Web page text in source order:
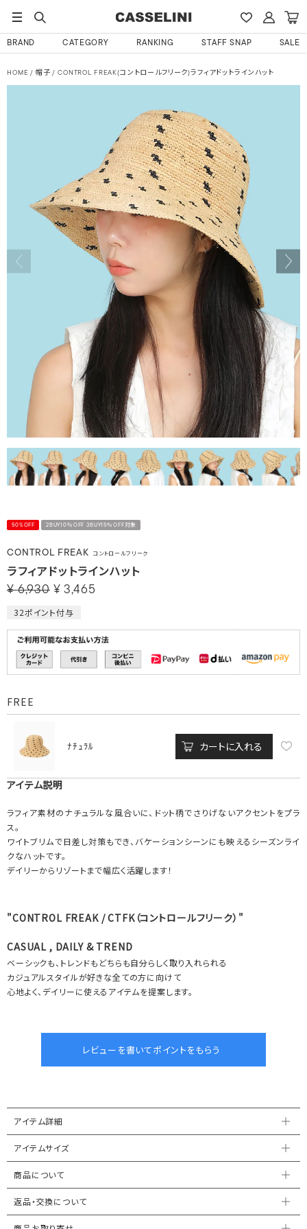
BRAND CATEGORY RANKING STAFF SNAP SALE
HOME 帽子 CONTROL FREAK(コントロールフリーク)ラフィアドットラインハット
50%OFF 2BUY10％OFF 3BUY15％OFF対象
CONTROL FREAK コントロールフリーク
ラフィアドットラインハット
¥ 6,930 ¥ 3,465
32ポイント付与
FREE
ﾅﾁｭﾗﾙ カートに入れる
アイテム説明
ラフィア素材のナチュラルな風合いに、ドット柄でさりげないアクセントをプラ
ス。
ワイトブリムで日差し対策もでき、バケーションシーンにも映えるシーズンライ
クなハットです。
デイリーからリゾートまで幅広く活躍します！
"CONTROL FREAK / CTFK（コントロールフリーク）"
CASUAL , DAILY & TREND
ベーシックも、トレンドもどちらも自分らしく取り入れられる
カジュアルスタイルが好きな全ての方に向けて
心地よく、デイリーに使えるアイテムを提案します。
アイテム詳細
アイテムサイズ
商品について
返品・交換について